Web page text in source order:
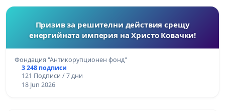
Призив за решителни действия срещу
енергийната империя на Христо Ковачки!
Фондация "Антикорупционен фонд"
3 248 подписи
121 Подписи / 7 дни
18 Jun 2026